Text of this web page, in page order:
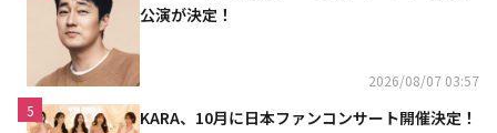
公演が決定！
2026/08/07 03:57
5
KARA、10月に日本ファンコンサート開催決定！